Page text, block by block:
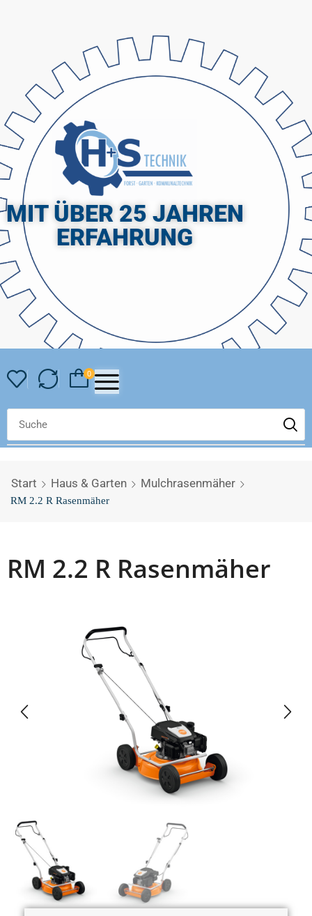
MIT ÜBER 25 JAHREN
ERFAHRUNG
0
Start Haus & Garten Mulchrasenmäher
RM 2.2 R Rasenmäher
RM 2.2 R Rasenmäher